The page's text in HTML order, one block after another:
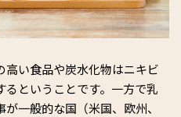
高い食品や炭水化物はニキビ
ということです。一方で乳
一般的な国（米国、欧州、